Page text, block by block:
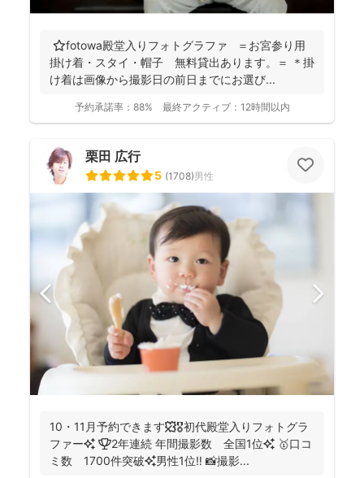
⭐️fotowa殿堂入りフォトグラファ ＝お宮参り用
掛け着・スタイ・帽子 無料貸出あります。＝ ＊掛
け着は画像から撮影日の前日までにお選び...
予約承諾率： 88% 最終アクティブ： 12時間以内
栗田 広行
5 (1708)男性
10・11月予約できます🍁🎖初代殿堂入りフォトグラ
ファー✨ 🏆2年連続 年間撮影数 全国1位✨ 🥇口コ
ミ数 1700件突破✨男性1位‼️ 📸撮影...